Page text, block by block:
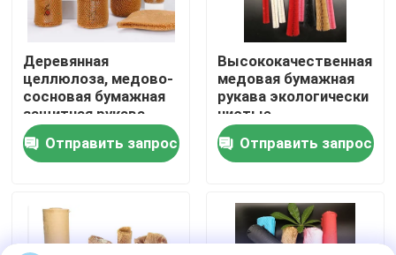
Контроль качества
Свяжитесь с нами
Новости
Пузырь рассылки мешки
Деревянная
целлюлоза, медово-
сосновая бумажная
защитная рукава,
перерабатываемая
Отправить запрос
Высококачественная
медовая бумажная
рукава экологически
чистые,
перерабатываемые,
устойчивые к
ударам, устойчивые
Отправить запрос